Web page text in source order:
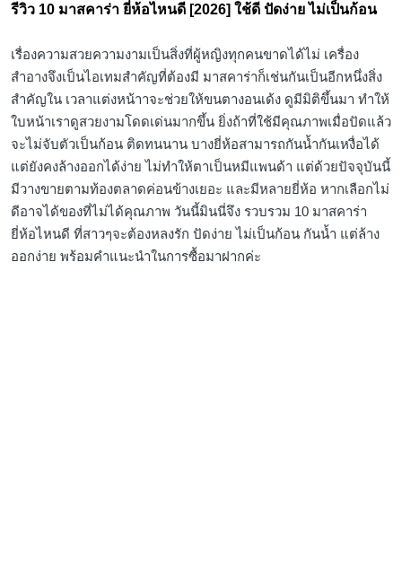
รีวิว 10 มาสคาร่า ยี่ห้อไหนดี [2026] ใช้ดี ปัดง่าย ไม่เป็นก้อน
เรื่องความสวยความงามเป็นสิ่งที่ผู้หญิงทุกคนขาดได้ไม่ เครื่อง
สำอางจึงเป็นไอเทมสำคัญที่ต้องมี มาสคาร่าก็เช่นกันเป็นอีกหนึ่งสิ่ง
สำคัญใน เวลาแต่งหน้าาจะช่วยให้ขนตางอนเด้ง ดูมีมิติขึ้นมา ทำให้
ใบหน้าเราดูสวยงามโดดเด่นมากขึ้น ยิ่งถ้าที่ใช้มีคุณภาพเมื่อปัดแล้ว
จะไม่จับตัวเป็นก้อน ติดทนนาน บางยี่ห้อสามารถกันน้ำกันเหงื่อได้
แต่ยังคงล้างออกได้ง่าย ไม่ทำให้ตาเป็นหมีแพนด้า แต่ด้วยปัจจุบันนี้
มีวางขายตามท้องตลาดค่อนข้างเยอะ และมีหลายยี่ห้อ หากเลือกไม่
ดีอาจได้ของที่ไม่ได้คุณภาพ วันนี้มินนี่จึง รวบรวม 10 มาสคาร่า
ยี่ห้อไหนดี ที่สาวๆจะต้องหลงรัก ปัดง่าย ไม่เป็นก้อน กันน้ำ แต่ล้าง
ออกง่าย พร้อมคำแนะนำในการซื้อมาฝากค่ะ